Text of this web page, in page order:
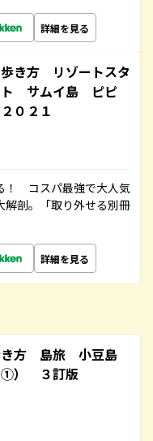
詳細を見る
き方 リゾートスタ
サムイ島 ピピ
０２１
！ コスパ最強で大人気
解剖。「取り外せる別冊
詳細を見る
き方 島旅 小豆島
①） ３訂版